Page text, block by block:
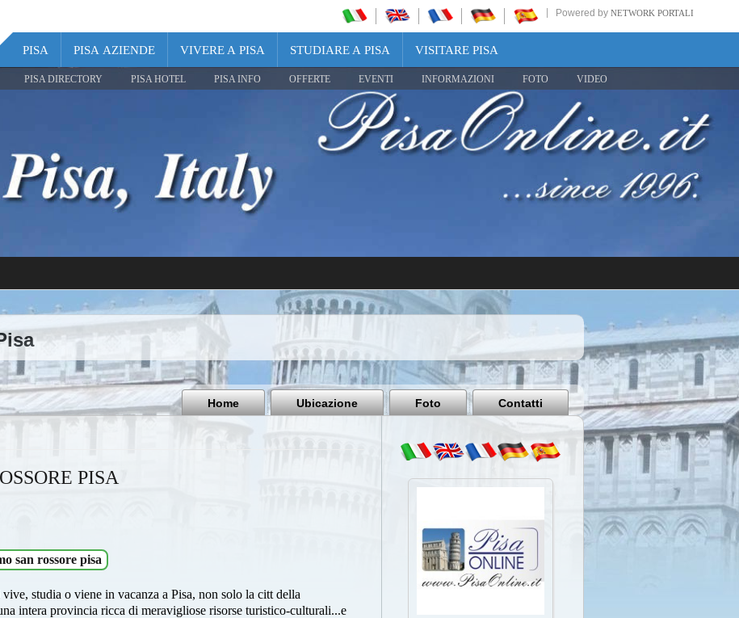
Powered by NETWORK PORTALI
PISA PISA AZIENDE VIVERE A PISA STUDIARE A PISA VISITARE PISA
PISA DIRECTORY PISA HOTEL PISA INFO OFFERTE EVENTI INFORMAZIONI FOTO VIDEO
Share
Pisa
Italy
Home Ubicazione Foto Contatti
PISA
san rossore pisa
studia o viene in vacanza a Pisa, non solo la citt della
intera provincia ricca di meravigliose risorse turistico-culturali...e